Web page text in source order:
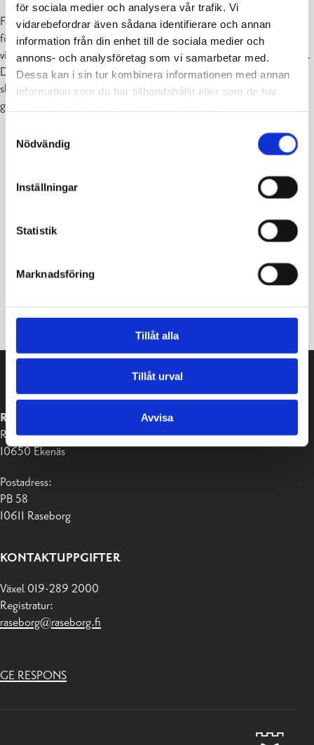
för sociala medier och analysera vår trafik. Vi
vidarebefordrar även sådana identifierare och annan
information från din enhet till de sociala medier och
annons- och analysföretag som vi samarbetar med.
Dessa kan i sin tur kombinera informationen med annan
information som du har tillhandahållit eller som de har
Nödvändig
Inställningar
Statistik
Marknadsföring
Tillåt alla
Tillåt urval
Avvisa
För ett år sedan fanns det små yngel av flodpärlmussla i Svartån för
första gången på årtionden, då ca 200 små musslor, som fötts upp
vid en anläggning i Norge, återvände till Svartån i uppfödningslådor.
De små musslorna har klarat sig bra och tillsammans med de övriga
skyddsåtgärderna inger den genom uppfödning åstadkomna nya
generationen hopp inför framtiden.
En vuxen flodpärlmussla samt tre år gamla musslor, ett
år efter plantering till ån i juni 2022. Bild: Juha-Pekka
Vähä
RASEBORGS STAD
Raseborgsvägen 37
10650 Ekenäs
Postadress:
PB 58
10611 Raseborg
KONTAKTUPPGIFTER
Växel 019-289 2000
Registratur:
raseborg@raseborg.fi
GE RESPONS